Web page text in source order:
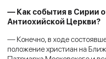
— Как события в Сирии
Антиохийской Церкви?
— Конечно, в ходе
положение христиан на